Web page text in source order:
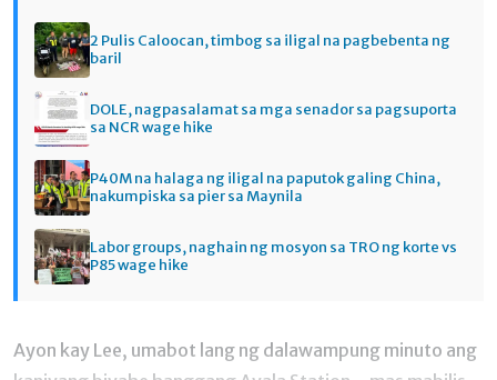
2 Pulis Caloocan, timbog sa iligal na pagbebenta ng
baril
DOLE, nagpasalamat sa mga senador sa pagsuporta
sa NCR wage hike
P40M na halaga ng iligal na paputok galing China,
nakumpiska sa pier sa Maynila
Labor groups, naghain ng mosyon sa TRO ng korte vs
P85 wage hike
Ayon kay Lee, umabot lang ng dalawampung minuto ang